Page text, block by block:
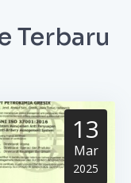
Terbaru
13
Mar
2025